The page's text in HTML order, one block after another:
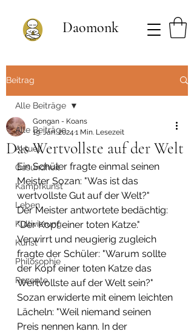
Daomonk
Beitrag
Alle Beiträge
Aktuell
Gesundheit
Kampfkunst
Leben
Kultivierung
Kunst
Philosophie
Rezepte
Alle Beiträge
Das Wertvollste auf der Welt
Gongan - Koans
19. Jan. 2024 1 Min. Lesezeit
Ein Schüler fragte einmal seinen
Meister Sozan: "Was ist das
wertvollste Gut auf der Welt?"
Der Meister antwortete bedächtig:
"Der Kopf einer toten Katze."
Verwirrt und neugierig zugleich
fragte der Schüler: "Warum sollte
der Kopf einer toten Katze das
Wertvollste auf der Welt sein?"
Sozan erwiderte mit einem leichten
Lächeln: "Weil niemand seinen
Preis nennen kann. In der